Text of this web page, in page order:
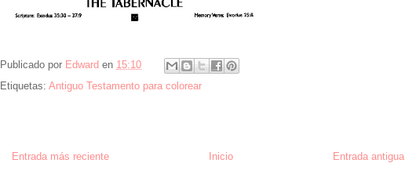
Publicado por Edward en 15:10
Etiquetas: Antiguo Testamento para colorear
Entrada más reciente Entrada antigua
Inicio